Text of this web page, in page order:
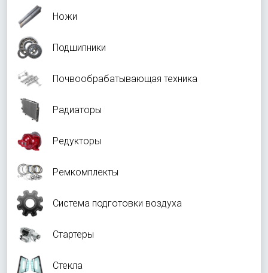
Ножи
Подшипники
Почвообрабатывающая техника
Радиаторы
Редукторы
Ремкомплекты
Система подготовки воздуха
Стартеры
Стекла